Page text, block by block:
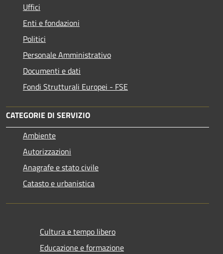
Uffici
Enti e fondazioni
Politici
Personale Amministrativo
Documenti e dati
Fondi Strutturali Europei - FSE
CATEGORIE DI SERVIZIO
Ambiente
Autorizzazioni
Anagrafe e stato civile
Catasto e urbanistica
Cultura e tempo libero
Educazione e formazione